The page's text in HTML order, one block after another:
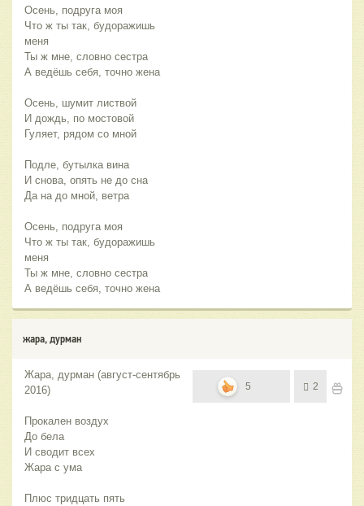
Осень, подруга моя
Что ж ты так, будоражишь
меня
Ты ж мне, словно сестра
А ведёшь себя, точно жена
Осень, шумит листвой
И дождь, по мостовой
Гуляет, рядом со мной
Подле, бутылка вина
И снова, опять не до сна
Да на до мной, ветра
Осень, подруга моя
Что ж ты так, будоражишь
меня
Ты ж мне, словно сестра
А ведёшь себя, точно жена
жара, дурман
Жара, дурман (август-сентябрь
2016)
Прокален воздух
До бела
И сводит всех
Жара с ума
Плюс тридцать пять
5 2